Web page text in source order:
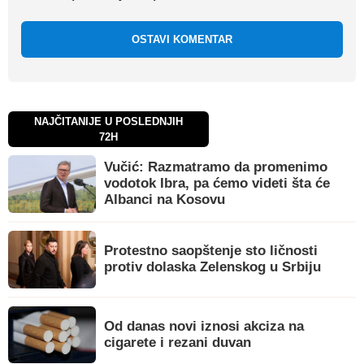
OSTAVI KOMENTAR
NAJČITANIJE U POSLEDNJIH
72H
Vučić: Razmatramo da promenimo
vodotok Ibra, pa ćemo videti šta će
Albanci na Kosovu
Protestno saopštenje sto ličnosti
protiv dolaska Zelenskog u Srbiju
Od danas novi iznosi akciza na
cigarete i rezani duvan